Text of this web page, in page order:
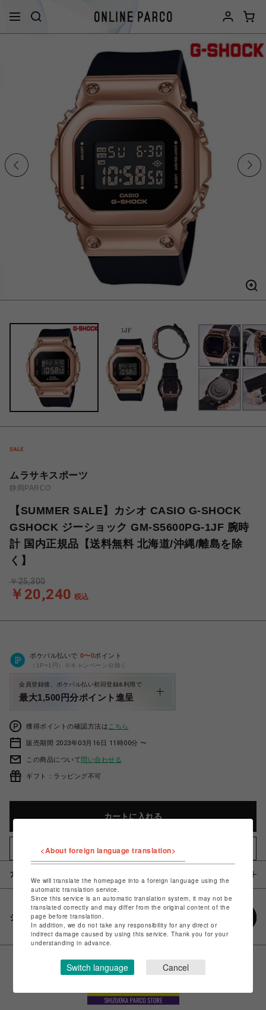
ムラサキスポーツ
静岡PARCO
【SUMMER SALE】カシオ CASIO G-SHOCK
GSHOCK ジーショック GM-S5600PG-1JF 腕時
計 国内正規品【送料無料 北海道/沖縄/離島を除
く】
￥20,240 税込
￥25,300
ポケパル払いで 0〜0ポイント
（1P=1円）※キャンペーン分除く
会員登録後、ポケパル払い初回登録&利用で
最大1,500円分ポイント進呈
獲得ポイントの確認方法は こちら
販売期間 2023年03月16日 11時00分 〜
この商品について問い合わせる
ギフト：ラッピング不可
カートに入れる
お気に入りアイテムに追加
アイテム説明 / 素材
シェアする
<About foreign language translation>
We will translate the homepage into a foreign language using the
automatic translation service.
Since this service is an automatic translation system, it may not be
translated correctly and may differ from the original content of the
page before translation.
In addition, we do not take any responsibility for any direct or
indirect damage caused by using this service. Thank you for your
understanding in advance.
Switch language Cancel